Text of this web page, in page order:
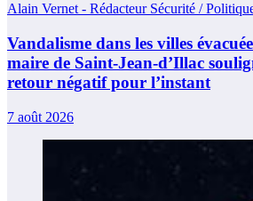
Alain Vernet - Rédacteur Sécurité /
Vandalisme dans les villes
maire de Saint-Jean-d’Illac
retour négatif pour l’instant
7 août 2026